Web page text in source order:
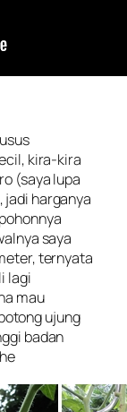
kira-kira
(saya lupa
jadi harganya
saya
ternyata
lagi
mau
ujung
badan